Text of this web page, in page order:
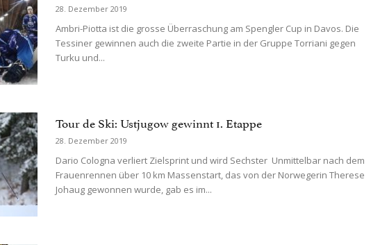
28. Dezember 2019
Ambri-Piotta ist die grosse Überraschung am Spengler Cup in Davos. Die
Tessiner gewinnen auch die zweite Partie in der Gruppe Torriani gegen
Turku und...
Tour de Ski: Ustjugow gewinnt 1. Etappe
28. Dezember 2019
Dario Cologna verliert Zielsprint und wird Sechster Unmittelbar nach dem
Frauenrennen über 10 km Massenstart, das von der Norwegerin Therese
Johaug gewonnen wurde, gab es im...